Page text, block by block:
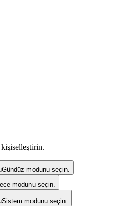
Gündüz modunu seçin.
modunu seçin.
Sistem modunu seçin.